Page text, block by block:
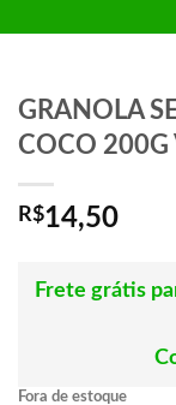
GRANOLA
COCO 200G
R$14,50
Frete grátis
Fora de estoque